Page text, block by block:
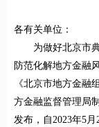
各有关单位：
为做好北京市
防范化解地方金融
《北京市地方金融
方金融监督管理局
发布，自2023年5月